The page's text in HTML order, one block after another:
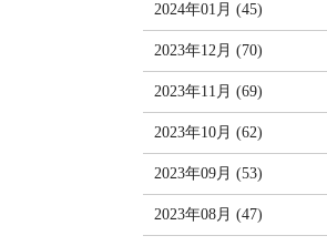
2024年01月 (45)
2023年12月 (70)
2023年11月 (69)
2023年10月 (62)
2023年09月 (53)
2023年08月 (47)